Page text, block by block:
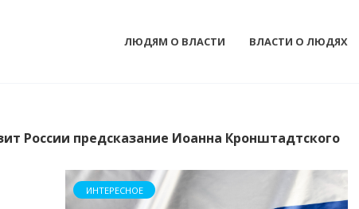
ЛЮДЯМ О ВЛАСТИ ВЛАСТИ О ЛЮДЯХ
России предсказание Иоанна Кронштадтского
ИНТЕРЕСНОЕ